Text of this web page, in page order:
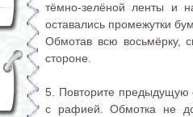
тёмно-зелёной ленты и
оставались промежутки
Обмотав всю восьмёрку,
стороне.
5. Повторите предыдущую
с рафией. Обмотка не